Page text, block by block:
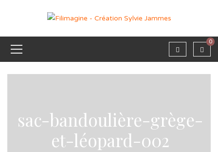
0
sac-bandoulière-grège-
et-léopard-002